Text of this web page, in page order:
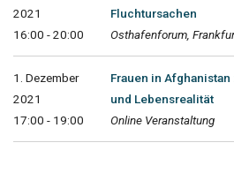
2021
16:00 - 20:00
Fluchtursachen
Osthafenforum,
1. Dezember
2021
17:00 - 19:00
Frauen in
und Lebensrealität
Online Veranstaltung